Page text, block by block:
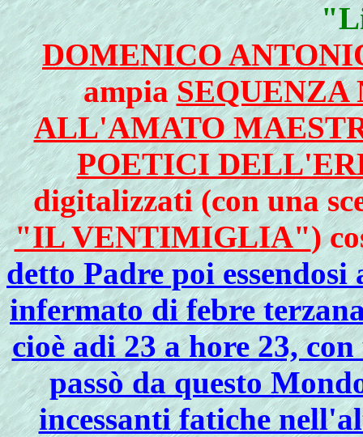
DOMENICO
ampiaSEQUENZA
ALL'AMATO
POETICI
digitalizzati (con una
"IL VENTIMIGLIA")
detto Padre poi
infermato di febre
cioè adi 23 a hore 23,
passò da questo
incessanti fatiche